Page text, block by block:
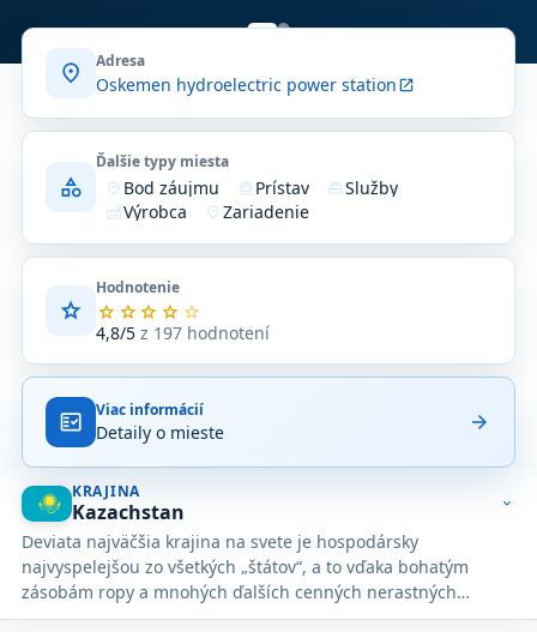
location_on Adresa
Oskemen hydroelectric power stationopen_in_new
category
Ďalšie typy miesta
where_to_vote Bod záujmu directions_boat Prístav service_toolboxSlužby
factoryVýrobca location_onZariadenie
star
Hodnotenie
star star star star star
4,8/5z 197 hodnotení
Priemerné
hodnotenie
z
na
základe
197
hodnotení
na
Google
Maps.
fact_check Viac informácií
Detaily o mieste arrow_forward
KRAJINA
Kazachstan
Deviata najväčšia krajina na svete je hospodársky
najvyspelejšou zo všetkých „štátov“, a to vďaka bohatým
zásobám ropy a mnohých ďalších cenných nerastných
surovín. Vďaka týmto peniazom sa hlavné mesto Nur-Sultan
expand_more